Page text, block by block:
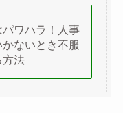
ワハラ！人事
ないとき不服
方法